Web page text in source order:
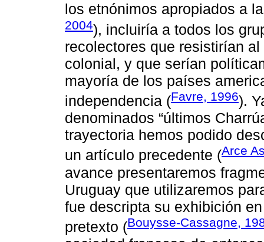
los etnónimos apropiados a
2004), incluiría a todos los
recolectores que resistirían
colonial, y que serían
mayoría de los países
independencia (Favre, 1996).
denominados “últimos
trayectoria hemos podido
un artículo precedente (Arce
avance presentaremos
Uruguay que utilizaremos
fue descripta su exhibición
pretexto (Bouysse-Cassagne,